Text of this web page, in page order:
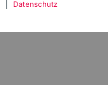
Datenschutz